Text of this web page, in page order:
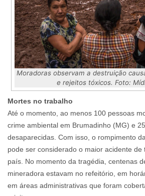
Moradoras observam a destruição
e rejeitos tóxicos. Foto:
Mortes no trabalho
Até o momento, ao menos 100 pessoas
crime ambiental em Brumadinho (MG) e
desaparecidas. Com isso, o rompimento
pode ser considerado o maior acidente
país. No momento da tragédia, centenas
mineradora estavam no refeitório, em
em áreas administrativas que foram